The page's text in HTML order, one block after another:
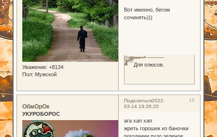
Уважение: +8134
Пол: Мужской
Вот именно, бегом
сочинять)))
Для плюсов.
0
Поделиться 16
2022-
03-14 18:26:20
ОбмОрОк
УКУРОБОРОС
ага хап хап
жреть горошек из баночки